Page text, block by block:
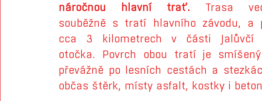
náročnou hlavní trať. Trasa
souběžně s tratí hlavního závodu, a
cca 3 kilometrech v části Jalůvčí
otočka. Povrch obou tratí je
převážně po lesních cestách a
občas štěrk, místy asfalt, kostky i